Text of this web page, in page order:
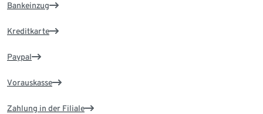
Bankeinzug
Kreditkarte
Paypal
Vorauskasse
Zahlung in der Filiale